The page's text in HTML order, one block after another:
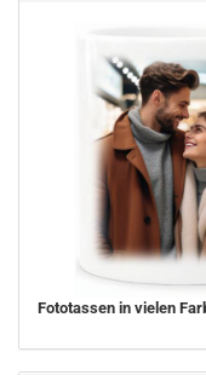
Fototassen in vielen